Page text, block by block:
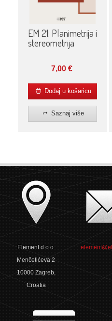
EM 21: Planimetrija i
stereometrija
7,00 €
Dodaj u košaricu
Saznaj više
Element d.o.o.
Menčetićeva 2
10000 Zagreb,
Croatia